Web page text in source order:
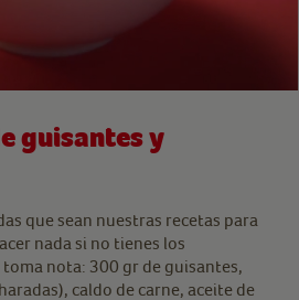
guisantes y
que sean nuestras recetas para
nada si no tienes los
nota: 300 gr de guisantes,
caldo de carne, aceite de